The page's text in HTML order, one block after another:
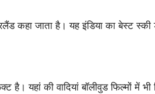
कहा जाता है। यह इंडिया का बेस्ट
यहां की वादियां बॉलीवुड फिल्मों में भी